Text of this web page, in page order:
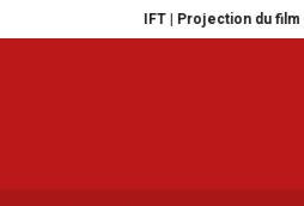
IFT | Projection du film « Le 13e